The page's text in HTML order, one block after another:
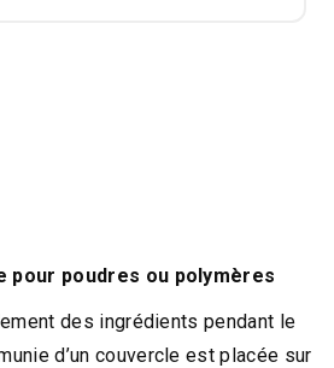
pour poudres ou polymères
des ingrédients pendant le
d’un couvercle est placée sur